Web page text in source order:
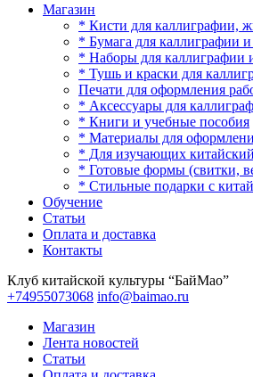
Магазин
* Кисти для каллиграфии,
* Бумага для каллиграфии
* Наборы для каллиграфии
* Тушь и краски для
Печати для оформления
* Аксессуары для
* Книги и учебные пособия
* Материалы для
* Для изучающих
* Готовые формы (свитки,
* Стильные подарки с
Обучение
Статьи
Оплата и доставка
Контакты
Клуб китайской культуры “БайМао”
+74955073068 info@baimao.ru
Магазин
Лента новостей
Статьи